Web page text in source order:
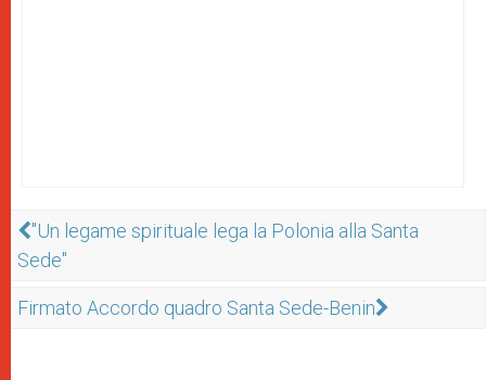
"Un legame spirituale lega la Polonia alla Santa
Sede"
Firmato Accordo quadro Santa Sede-Benin